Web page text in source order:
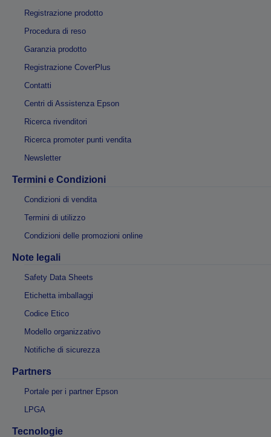
Registrazione prodotto
Procedura di reso
Garanzia prodotto
Registrazione CoverPlus
Contatti
Centri di Assistenza Epson
Ricerca rivenditori
Ricerca promoter punti vendita
Newsletter
Termini e Condizioni
Condizioni di vendita
Termini di utilizzo
Condizioni delle promozioni online
Note legali
Safety Data Sheets
Etichetta imballaggi
Codice Etico
Modello organizzativo
Notifiche di sicurezza
Partners
Portale per i partner Epson
LPGA
Tecnologie